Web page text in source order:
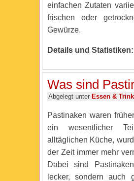
einfachen Zutaten
frischen oder
Gewürze.
Details und Statistiken:
Was sind
Abgelegt unter Essen &
Pastinaken waren
ein wesentlicher
alltäglichen Küche,
der Zeit immer mehr
Dabei sind
lecker, sondern auch